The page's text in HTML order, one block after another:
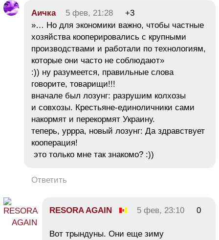
Аичка 5 фев, 21:28
+3
»… Но для экономики важно, чтобы частные
хозяйства кооперировались с крупными
производствами и работали по технологиям,
которые они часто не соблюдают»
:)) ну разумеется, правильные слова
говорите, товарищи!!!
вначале был лозунг: разрушим колхозы
и совхозы. Крестьяне-единоличники сами
накормят и перекормят Украину.
теперь, уррра, новый лозунг: Да здравствует
кооперация!
это только мне так знакомо? :))
Ответить
RESORA AGAIN 5 фев, 23:10 0
Вот трындуны. Они еще зиму